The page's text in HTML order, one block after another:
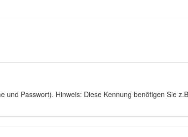
Passwort). Hinweis: Diese Kennung benötigen Sie